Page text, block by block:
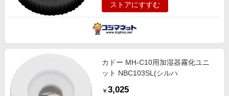
ストアにすすむ
カドー MH-C10用加湿器霧化ユニ
ット NBC103SL(シルハ
￥ 3,025